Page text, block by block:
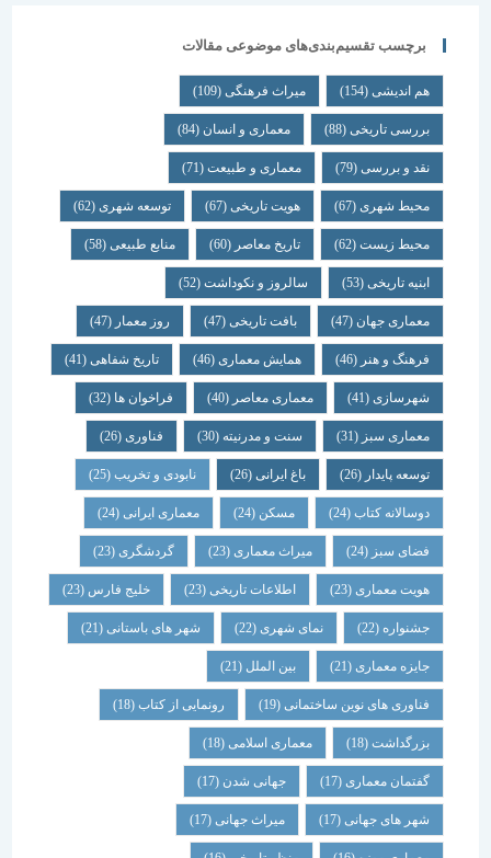
برچسب تقسیم‌بندی‌های موضوعی مقالات
هم اندیشی (154) میراث فرهنگی (109)
بررسی تاریخی (88) معماری و انسان (84)
نقد و بررسی (79) معماری و طبیعت (71)
محیط شهری(67) هویت تاریخی(67) توسعه شهری(62)
محیط زیست(62) تاریخ معاصر(60) منابع طبیعی(58)
ابنیه تاریخی(53) سالروز و نکوداشت(52)
معماری جهان (47) بافت تاریخی(47) روز معمار(47)
فرهنگ و هنر(46) همایش معماری (46) تاریخ شفاهی (41)
شهرسازی(41) معماری معاصر(40) فراخوان ها (32)
معماری سبز(31) سنت و مدرنیته(30) فناوری (26)
توسعه پایدار(26) باغ ایرانی(26) نابودی و تخریب(25)
دوسالانه کتاب(24) مسکن (24) معماری ایرانی(24)
فضای سبز(24) میراث معماری (23) گردشگری (23)
هویت معماری (23) اطلاعات تاریخی(23) خلیج فارس(23)
جشنواره(22) نمای شهری(22) شهر های باستانی (21)
جایزه معماری (21) بین الملل(21)
فناوری های نوین ساختمانی(19) رونمایی از کتاب (18)
بزرگداشت (18) معماری اسلامی(18)
گفتمان معماری (17) جهانی شدن(17)
شهر های جهانی(17) میراث جهانی(17)